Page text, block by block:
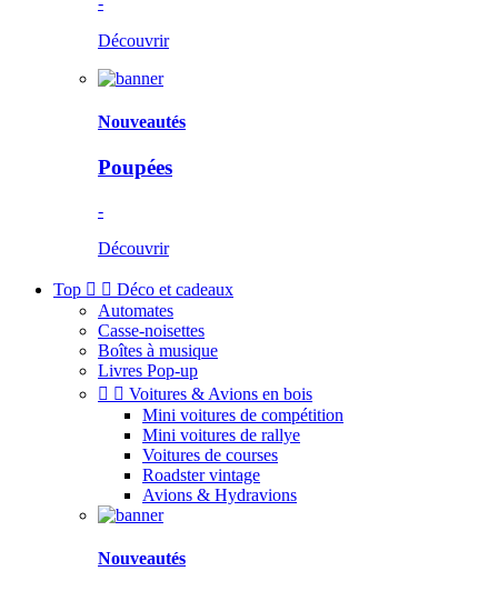
Découvrir
Nouveautés
Poupées
-
Découvrir
Top   Déco et cadeaux
Automates
Casse-noisettes
Boîtes à musique
Livres Pop-up
  Voitures & Avions en bois
Mini voitures de compétition
Mini voitures de rallye
Voitures de courses
Roadster vintage
Avions & Hydravions
Nouveautés